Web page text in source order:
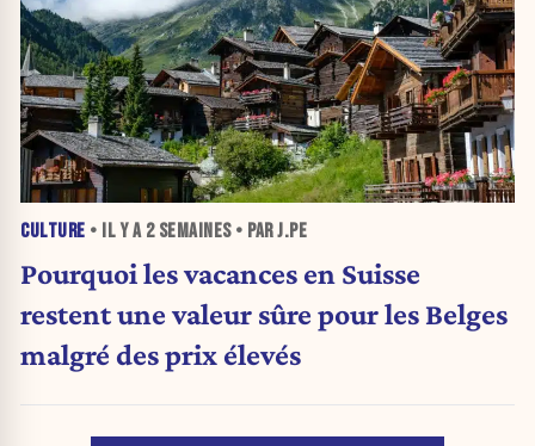
CULTURE • IL Y A 2 SEMAINES• PAR J.PE
Pourquoi les vacances en Suisse
restent une valeur sûre pour les Belges
malgré des prix élevés